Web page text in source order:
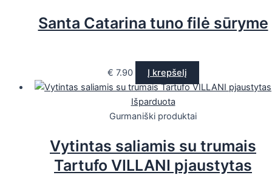
Santa Catarina tuno filė sūryme
€ 7.90 Į krepšelį
Išparduota
Gurmaniški produktai
Vytintas saliamis su trumais
Tartufo VILLANI pjaustytas